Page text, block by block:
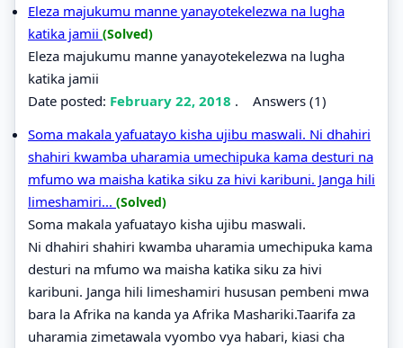
Eleza majukumu manne yanayotekelezwa na lugha
katika jamii (Solved)
Eleza majukumu manne yanayotekelezwa na lugha
katika jamii
Date posted: February 22, 2018 . Answers (1)
Soma makala yafuatayo kisha ujibu maswali. Ni dhahiri
shahiri kwamba uharamia umechipuka kama desturi na
mfumo wa maisha katika siku za hivi karibuni. Janga hili
limeshamiri... (Solved)
Soma makala yafuatayo kisha ujibu maswali.
Ni dhahiri shahiri kwamba uharamia umechipuka kama
desturi na mfumo wa maisha katika siku za hivi
karibuni. Janga hili limeshamiri hususan pembeni mwa
bara la Afrika na kanda ya Afrika Mashariki.Taarifa za
uharamia zimetawala vyombo vya habari, kiasi cha